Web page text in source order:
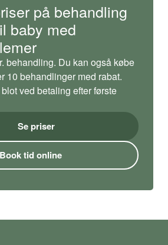
på behandling
baby med
behandling. Du kan også købe
10 behandlinger med rabat.
ved betaling efter første
Se priser
Book tid online